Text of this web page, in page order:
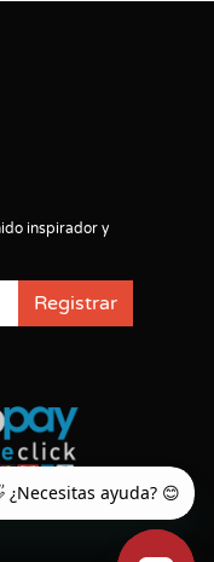
inspirador y
Registrar